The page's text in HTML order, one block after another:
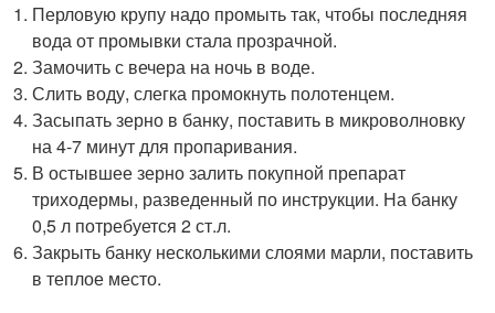
Перловую крупу надо промыть так, чтобы последняя
вода от промывки стала прозрачной.
Замочить с вечера на ночь в воде.
Слить воду, слегка промокнуть полотенцем.
Засыпать зерно в банку, поставить в микроволновку
на 4-7 минут для пропаривания.
В остывшее зерно залить покупной препарат
триходермы, разведенный по инструкции. На банку
0,5 л потребуется 2 ст.л.
Закрыть банку несколькими слоями марли, поставить
в теплое место.